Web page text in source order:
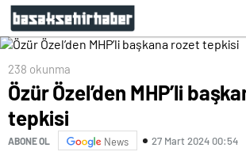
238 okunma
Özür Özel’den MHP’li
tepkisi
ABONE OL News 27 Mart 2024 00:54